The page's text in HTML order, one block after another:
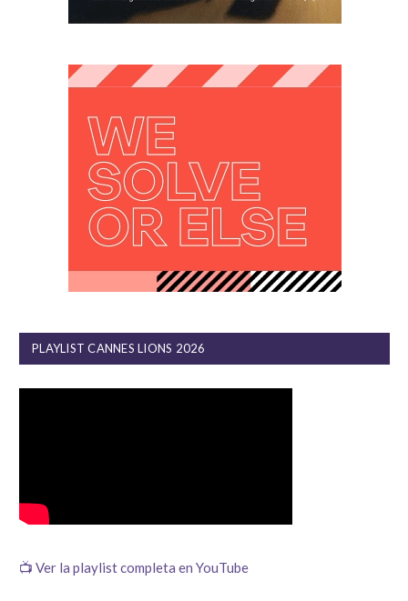
PLAYLIST CANNES LIONS 2026
📺 Ver la playlist completa en YouTube